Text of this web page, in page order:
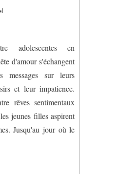
adolescentes en
d'amour s'échangent
messages sur leurs
et leur impatience.
rêves sentimentaux
jeunes filles aspirent
Jusqu'au jour où le